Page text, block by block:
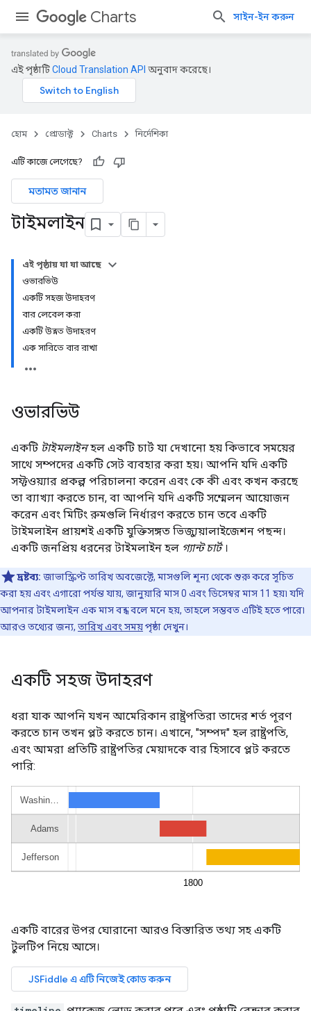
Charts সাইন-ইন করুন
এই পৃষ্ঠাটিCloud Translation API অনুবাদ করেছে।
হোম প্রোডাক্ট Charts নির্দেশিকা
এটি কাজে লেগেছে?
মতামত জানান
টাইমলাইন
এই পৃষ্ঠায় যা যা আছে
ওভারভিউ
একটি সহজ উদাহরণ
বার লেবেল করা
একটি উন্নত উদাহরণ
এক সারিতে বার রাখা
ওভারভিউ
একটি টাইমলাইনহল একটি চার্ট যা দেখানো হয় কিভাবে সময়ের
সাথে সম্পদের একটি সেট ব্যবহার করা হয়। আপনি যদি একটি
সফ্টওয়্যার প্রকল্প পরিচালনা করেন এবং কে কী এবং কখন করছে
তা ব্যাখ্যা করতে চান, বা আপনি যদি একটি সম্মেলন আয়োজন
করেন এবং মিটিং রুমগুলি নির্ধারণ করতে চান তবে একটি
টাইমলাইন প্রায়শই একটি যুক্তিসঙ্গত ভিজ্যুয়ালাইজেশন পছন্দ।
একটি জনপ্রিয় ধরনের টাইমলাইন হল গ্যান্ট চার্ট।
দ্রষ্টব্য: জাভাস্ক্রিপ্ট তারিখ অবজেক্টে, মাসগুলি শূন্য থেকে শুরু করে সূচিত
করা হয় এবং এগারো পর্যন্ত যায়, জানুয়ারি মাস 0 এবং ডিসেম্বর মাস 11 হয়৷ যদি
আপনার টাইমলাইন এক মাস বন্ধ বলে মনে হয়, তাহলে সম্ভবত এটিই হতে পারে৷
আরও তথ্যের জন্য, তারিখ এবং সময়পৃষ্ঠা দেখুন।
একটি সহজ উদাহরণ
ধরা যাক আপনি যখন আমেরিকান রাষ্ট্রপতিরা তাদের শর্ত পূরণ
করতে চান তখন প্লট করতে চান। এখানে, "সম্পদ" হল রাষ্ট্রপতি,
এবং আমরা প্রতিটি রাষ্ট্রপতির মেয়াদকে বার হিসাবে প্লট করতে
পারি:
একটি বারের উপর ঘোরানো আরও বিস্তারিত তথ্য সহ একটি
টুলটিপ নিয়ে আসে।